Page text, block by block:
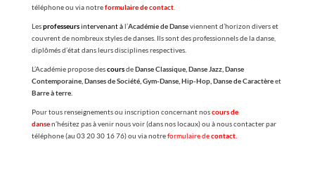
téléphone ou via notreformulaire decontact.
Lesprofesseursintervenant àl’Académie de Danseviennent d’horizon divers et
couvrent de nombreux styles de danses. Ils sont des professionnels de la danse,
diplômés d’état dans leurs disciplines respectives.
L’Académie propose descoursdeDanse Classique, Danse Jazz, Danse
Contemporaine, Danses de Société, Gym-Danse, Hip-Hop, Danse de Caractèreet
Barre à terre.
Pour tous renseignements ou inscription concernant noscoursde
dansen’hésitez pas à venir nous voir (dans nos locaux) ou à nous contacter par
téléphone (au 03 20 30 16 76) ou via notreformulaire decontact.